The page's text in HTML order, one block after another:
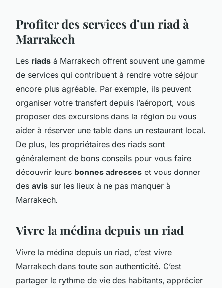
Profiter des services d’un riad à
Marrakech
Les riads à Marrakech offrent souvent une gamme
de services qui contribuent à rendre votre séjour
encore plus agréable. Par exemple, ils peuvent
organiser votre transfert depuis l’aéroport, vous
proposer des excursions dans la région ou vous
aider à réserver une table dans un restaurant local.
De plus, les propriétaires des riads sont
généralement de bons conseils pour vous faire
découvrir leurs bonnes adresses et vous donner
des avis sur les lieux à ne pas manquer à
Marrakech.
Vivre la médina depuis un riad
Vivre la médina depuis un riad, c’est vivre
Marrakech dans toute son authenticité. C’est
partager le rythme de vie des habitants, apprécier